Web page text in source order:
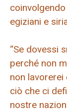
egiziani e
“Se dovessi
perché non
non
ciò che ci
nostre